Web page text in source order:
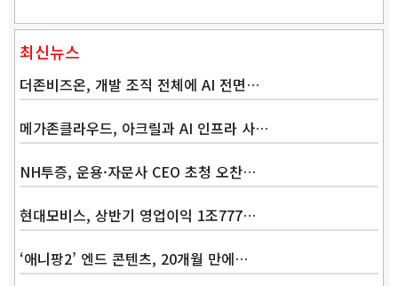
최신뉴스
더존비즈온, 개발 조직 전체에 AI 전면…
메가존클라우드, 아크릴과 AI 인프라 사…
NH투증, 운용·자문사 CEO 초청 오찬…
현대모비스, 상반기 영업이익 1조777…
‘애니팡2’ 엔드 콘텐츠, 20개월 만에…